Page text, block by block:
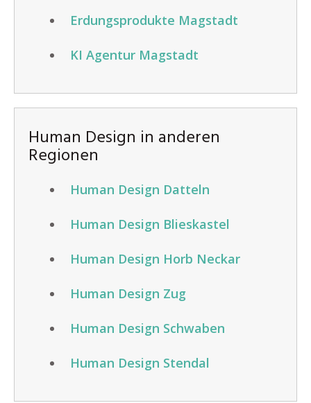
Erdungsprodukte Magstadt
KI Agentur Magstadt
Human Design in anderen
Regionen
Human Design Datteln
Human Design Blieskastel
Human Design Horb Neckar
Human Design Zug
Human Design Schwaben
Human Design Stendal